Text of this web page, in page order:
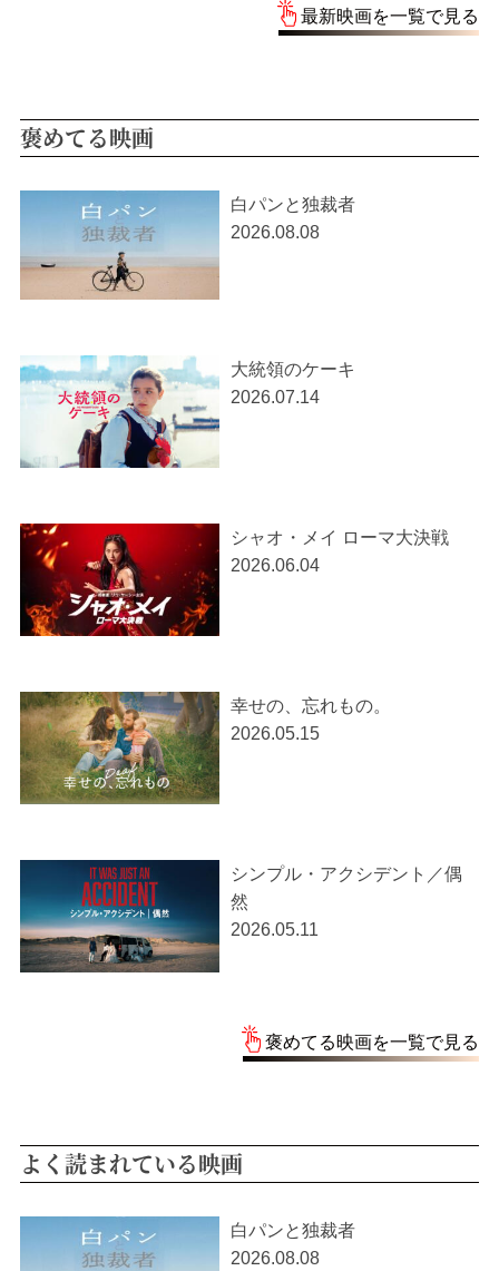
最新映画を一覧で見る
褒めてる映画
白パンと独裁者
2026.08.08
大統領のケーキ
2026.07.14
シャオ・メイ ローマ大決戦
2026.06.04
幸せの、忘れもの。
2026.05.15
シンプル・アクシデント／偶
然
2026.05.11
褒めてる映画を一覧で見る
よく読まれている映画
白パンと独裁者
2026.08.08